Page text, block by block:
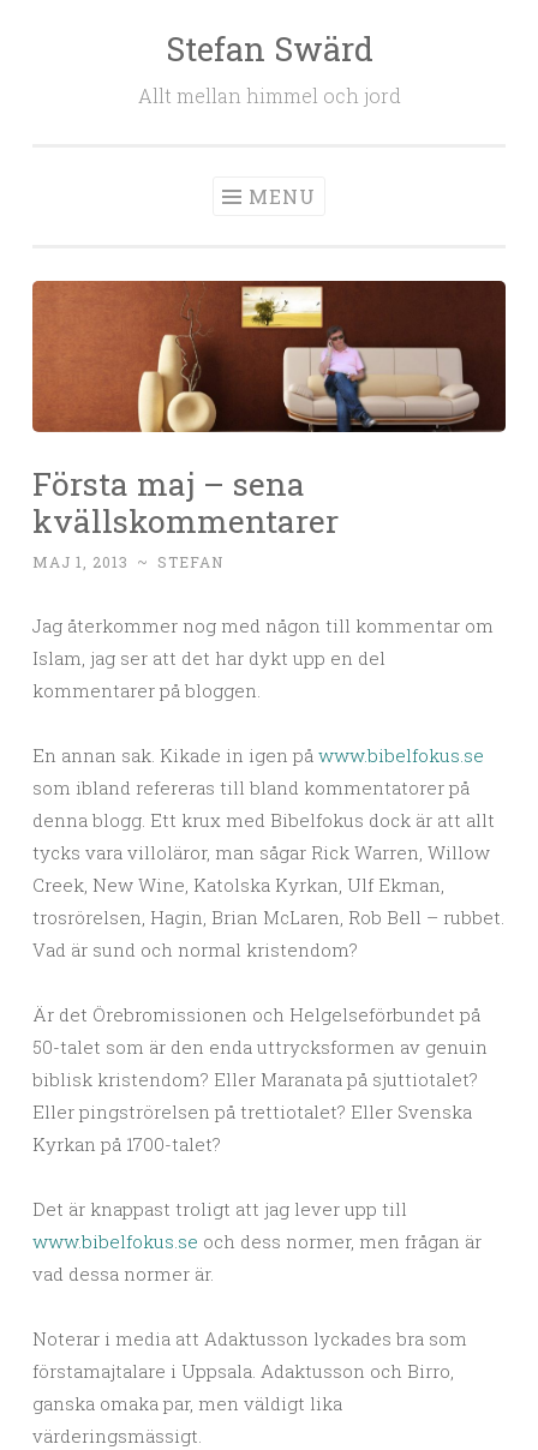
Stefan Swärd
Allt mellan himmel och jord
MENU
Första maj – sena
kvällskommentarer
MAJ 1, 2013 ~ STEFAN
Jag återkommer nog med någon till kommentar om
Islam, jag ser att det har dykt upp en del
kommentarer på bloggen.
En annan sak. Kikade in igen på www.bibelfokus.se
som ibland refereras till bland kommentatorer på
denna blogg. Ett krux med Bibelfokus dock är att allt
tycks vara villoläror, man sågar Rick Warren, Willow
Creek, New Wine, Katolska Kyrkan, Ulf Ekman,
trosrörelsen, Hagin, Brian McLaren, Rob Bell – rubbet.
Vad är sund och normal kristendom?
Är det Örebromissionen och Helgelseförbundet på
50-talet som är den enda uttrycksformen av genuin
biblisk kristendom? Eller Maranata på sjuttiotalet?
Eller pingströrelsen på trettiotalet? Eller Svenska
Kyrkan på 1700-talet?
Det är knappast troligt att jag lever upp till
www.bibelfokus.se och dess normer, men frågan är
vad dessa normer är.
Noterar i media att Adaktusson lyckades bra som
förstamajtalare i Uppsala. Adaktusson och Birro,
ganska omaka par, men väldigt lika
värderingsmässigt.